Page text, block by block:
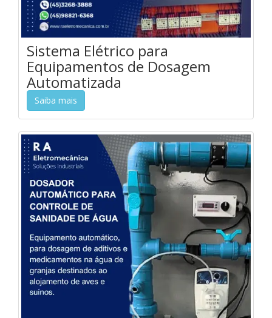
Sistema Elétrico para
Equipamentos de Dosagem
Automatizada
Saiba mais